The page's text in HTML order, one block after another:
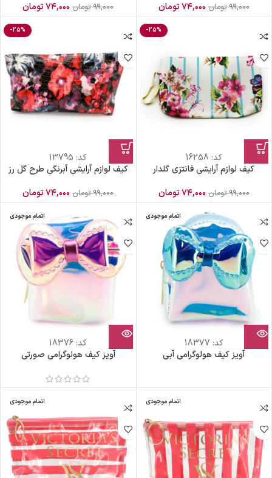
۹۹,۰۰۰ تومان ۷۴,۰۰۰تومان ۹۹,۰۰۰ تومان ۷۴,۰۰۰تومان
-25%
کد: 16258
کیف لوازم آرایشی فانتزی گلدار
۹۹,۰۰۰ تومان ۷۴,۰۰۰تومان
-25%
کد: 13795
کیف لوازم آرایشی آبرنگی طرح گل رز
۹۹,۰۰۰ تومان ۷۴,۰۰۰تومان
اتمام موجودی
کد: 18377
آویز کیف هولوگرامی آبی
اتمام موجودی
کد: 18376
آویز کیف هولوگرامی صورتی
اتمام موجودی اتمام موجودی